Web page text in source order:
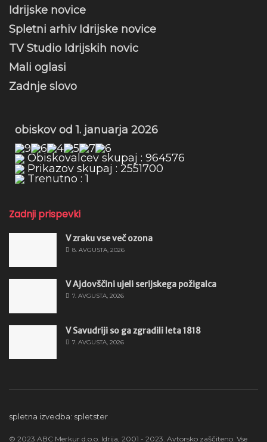
Idrijske novice
Spletni arhiv Idrijske novice
TV Studio Idrijskih novic
Mali oglasi
Zadnje slovo
obiskov od 1. januarja 2026
Obiskovalcev skupaj : 964576
Prikazov skupaj : 2551700
Trenutno : 1
Zadnji prispevki
V zraku vse več ozona
8. AVGUSTA, 2026
V Ajdovščini ujeli serijskega požigalca
7. AVGUSTA, 2026
V Savudriji so ga zgradili leta 1818
7. AVGUSTA, 2026
spletna izvedba: spletster
© 2023 ABC Merkur d.o.o. Idrija, 2001 - 2023. Avtorsko zaščiteno. Vse